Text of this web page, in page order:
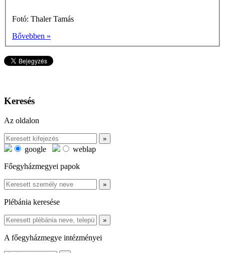
Fotó: Thaler Tamás
Bővebben »
Keresés
Az oldalon
google
weblap
Főegyházmegyei papok
Plébánia keresése
A főegyházmegye intézményei